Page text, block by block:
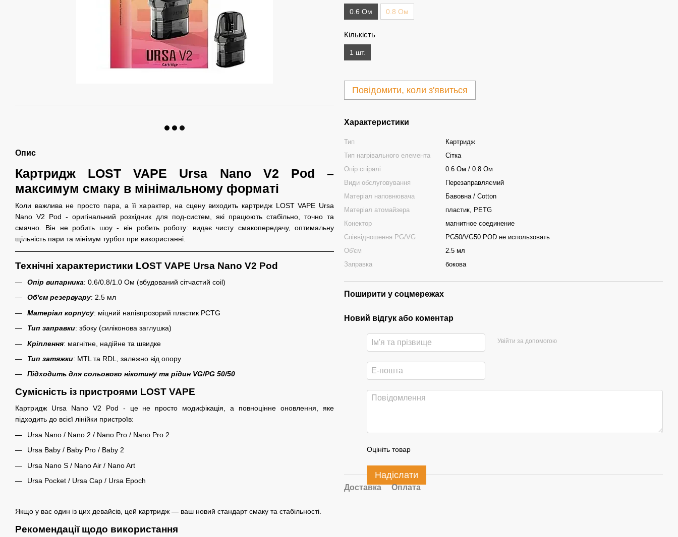
Опис
Картридж LOST VAPE Ursa Nano V2 Pod –
максимум смаку в мінімальному форматі
Коли важлива не просто пара, а її характер, на сцену виходить картридж LOST VAPE Ursa
Nano V2 Pod - оригінальний розхідник для под-систем, які працюють стабільно, точно та
смачно. Він не робить шоу - він робить роботу: видає чисту смакопередачу, оптимальну
щільність пари та мінімум турбот при використанні.
Технічні характеристики LOST VAPE Ursa Nano V2 Pod
Опір випарника: 0.6/0.8/1.0 Ом (вбудований сітчастий coil)
Об'єм резервуару: 2.5 мл
Матеріал корпусу: міцний напівпрозорий пластик PCTG
Тип заправки: збоку (силіконова заглушка)
Кріплення: магнітне, надійне та швидке
Тип затяжки: MTL та RDL, залежно від опору
Підходить для сольового нікотину та рідин VG/PG 50/50
Сумісність із пристроями LOST VAPE
Картридж Ursa Nano V2 Pod - це не просто модифікація, а повноцінне оновлення, яке
підходить до всієї лінійки пристроїв:
Ursa Nano / Nano 2 / Nano Pro / Nano Pro 2
Ursa Baby / Baby Pro / Baby 2
Ursa Nano S / Nano Air / Nano Art
Ursa Pocket / Ursa Cap / Ursa Epoch
Якщо у вас один із цих девайсів, цей картридж — ваш новий стандарт смаку та стабільності.
Рекомендації щодо використання
0.6 Ом 0.8 Ом
Кількість
1 шт.
Повідомити, коли з'явиться
Характеристики
Тип
Картридж
Тип нагрівального елемента
Сітка
Опір спіралі
0.6 Ом / 0.8 Ом
Види обслуговування
Перезаправляємий
Матеріал наповнювача
Бавовна / Сotton
Матеріал атомайзера
пластик, PETG
Конектор
магнитное соединение
Співвідношення PG/VG
PG50/VG50 POD не использовать
Об'єм
2.5 мл
Заправка
бокова
Поширити у соцмережах
Новий відгук або коментар
Увійти за допомогою
Оцініть товар
Надіслати
Доставка Оплата